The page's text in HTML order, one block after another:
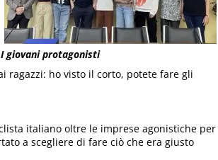
I giovani protagonisti
ragazzi: ho visto il corto, potete fare gli
italiano oltre le imprese agonistiche per
a scegliere di fare ciò che era giusto